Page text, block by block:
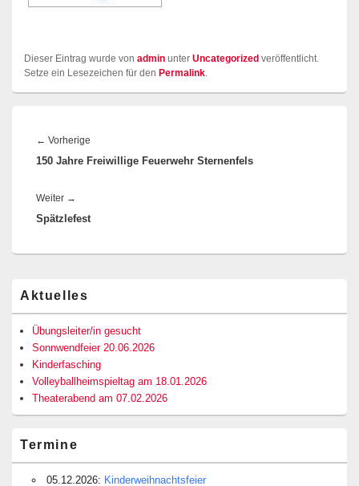
Dieser Eintrag wurde von admin unter Uncategorized veröffentlicht.
Setze ein Lesezeichen für den Permalink
← Vorherige
Beitrag:
150 Jahre Freiwillige Feuerwehr Sternenfels
Weiter →
Beitrag:
Spätzlefest
Seitenleisten-
Widgetbereich
Aktuelles
Übungsleiter/in gesucht
Sonnwendfeier 20.06.2026
Kinderfasching
Volleyballheimspieltag am 18.01.2026
Theaterabend am 07.02.2026
Termine
05.12.2026: Kinderweihnachtsfeier